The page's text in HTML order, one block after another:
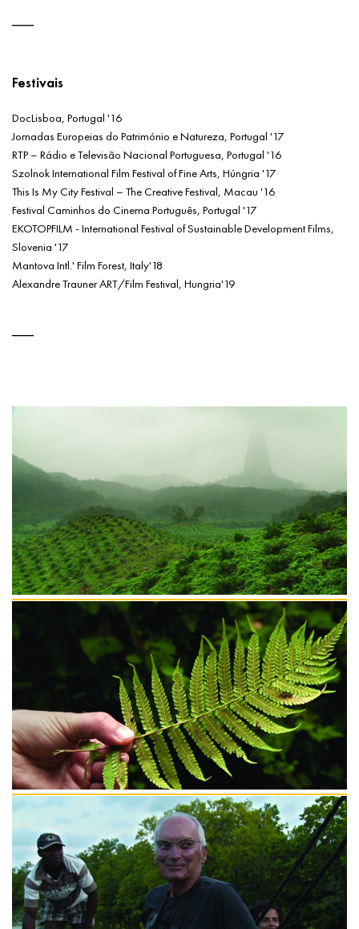
Festivais
DocLisboa, Portugal '16
Jornadas Europeias do Património e Natureza, Portugal '17
RTP – Rádio e Televisão Nacional Portuguesa, Portugal '16
Szolnok International Film Festival of Fine Arts, Húngria '17
This Is My City Festival – The Creative Festival, Macau '16
Festival Caminhos do Cinema Português, Portugal '17
EKOTOPFILM - International Festival of Sustainable Development Films,
Slovenia '17
Mantova Intl.' Film Forest, Italy'18
Alexandre Trauner ART/Film Festival, Hungria'19